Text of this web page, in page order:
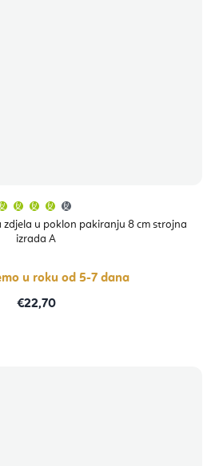
zdjela u poklon pakiranju 8 cm strojna
izrada A
proizvoda
je
zvjezdica.
u roku od 5-7 dana
€22,70